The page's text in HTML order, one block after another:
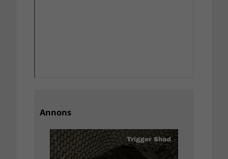
Annons